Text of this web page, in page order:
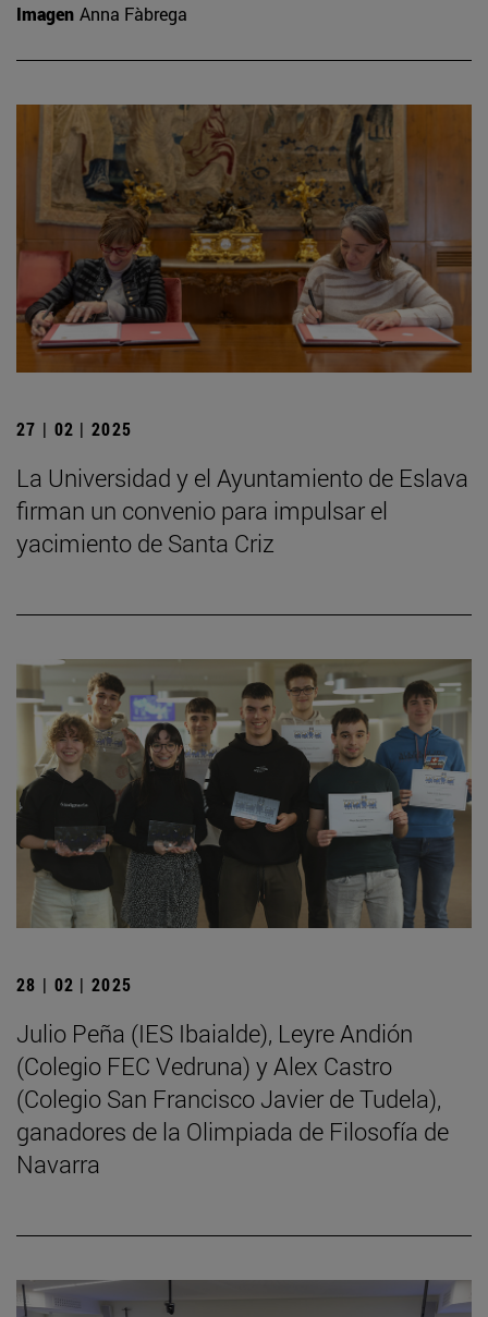
Imagen Anna Fàbrega
27 | 02 | 2025
La Universidad y el Ayuntamiento de Eslava
firman un convenio para impulsar el
yacimiento de Santa Criz
28 | 02 | 2025
Julio Peña (IES Ibaialde), Leyre Andión
(Colegio FEC Vedruna) y Alex Castro
(Colegio San Francisco Javier de Tudela),
ganadores de la Olimpiada de Filosofía de
Navarra